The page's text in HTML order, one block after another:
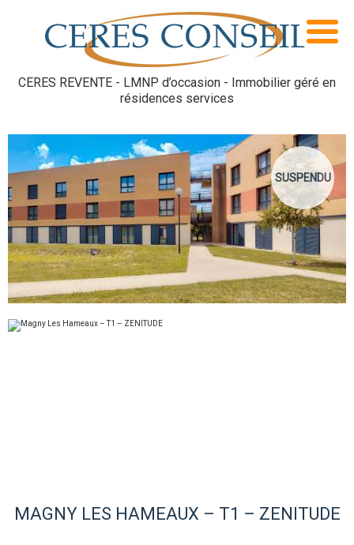
CERES REVENTE - LMNP d’occasion - Immobilier géré en
résidences services
SUSPENDU
MAGNY LES HAMEAUX – T1 – ZENITUDE